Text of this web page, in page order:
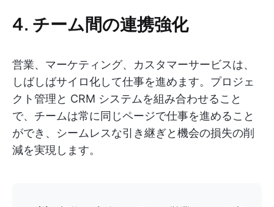
4. チーム間の連携強化
営業、マーケティング、カスタマーサービスは、
しばしばサイロ化して仕事を進めます。プロジェ
クト管理と CRM システムを組み合わせること
で、チームは常に同じページで仕事を進めること
ができ、シームレスな引き継ぎと機会の損失の削
減を実現します。